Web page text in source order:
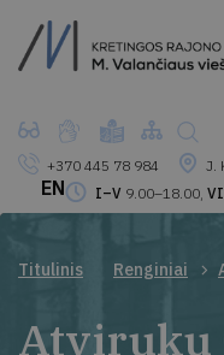
+370 445 78 984
J.
I–V 9.00–18.00, VI
EN
Titulinis Renginiai
Atvirukų